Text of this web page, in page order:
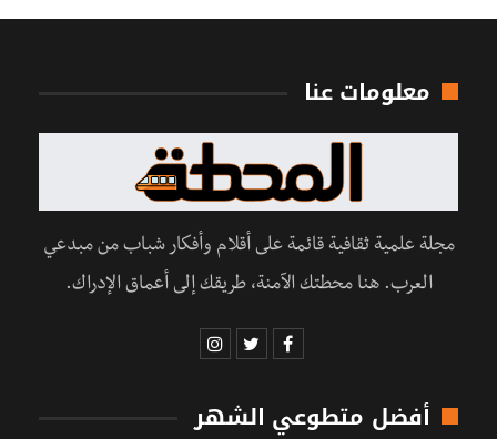
معلومات عنا
مجلة علمية ثقافية قائمة على أقلام وأفكار شباب من مبدعي
العرب. هنا محطتك الآمنة، طريقك إلى أعماق الإدراك.
أفضل متطوعي الشهر